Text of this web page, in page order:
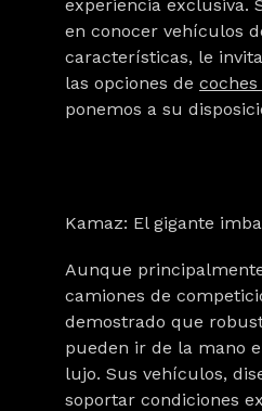
experiencia exclusiva.
en conocer vehículos
características, le
las opciones de
ponemos a su
Kamaz: El gigante
Aunque
camiones de
demostrado que
pueden ir de la mano
lujo. Sus vehículos,
soportar condiciones